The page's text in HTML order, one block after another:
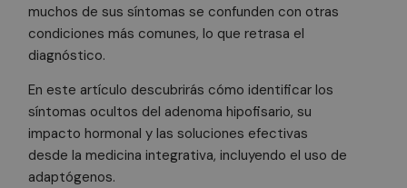
muchos de sus síntomas se confunden con otras
condiciones más comunes, lo que retrasa el
diagnóstico.
En este artículo descubrirás cómo identificar los
síntomas ocultos del adenoma hipofisario, su
impacto hormonal y las soluciones efectivas
desde la medicina integrativa, incluyendo el uso de
adaptógenos.